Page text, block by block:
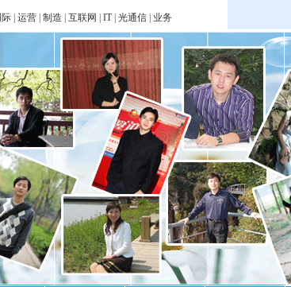
际 运营 制造 互联网 IT| 光通信 业务